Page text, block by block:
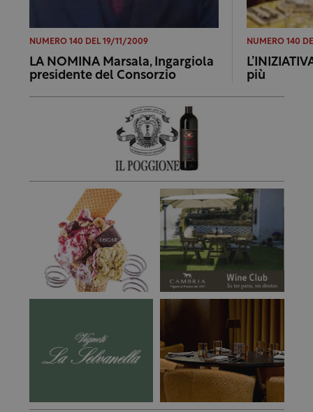
NUMERO 140 DEL 19/11/2009
LA NOMINA Marsala, Ingargiola
presidente del Consorzio
NUMERO 140
più